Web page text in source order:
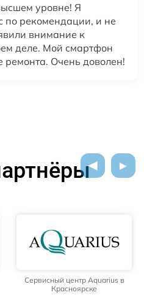
уровне! Я
по рекомендации, и не
внимание к
деле. Мой смартфон
ремонта. Очень доволен!
Сервисный центр Aquarius в
Красноярске